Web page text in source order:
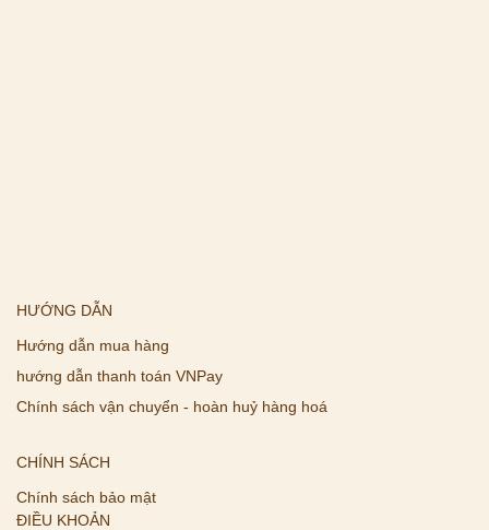
HƯỚNG DẪN
Hướng dẫn mua hàng
hướng dẫn thanh toán VNPay
Chính sách vận chuyển - hoàn huỷ hàng hoá
CHÍNH SÁCH
Chính sách bảo mật
ĐIỀU KHOẢN